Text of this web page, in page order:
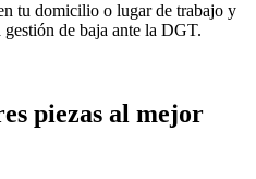
tu domicilio o lugar de trabajo y
gestión de baja ante la DGT.
piezas al mejor